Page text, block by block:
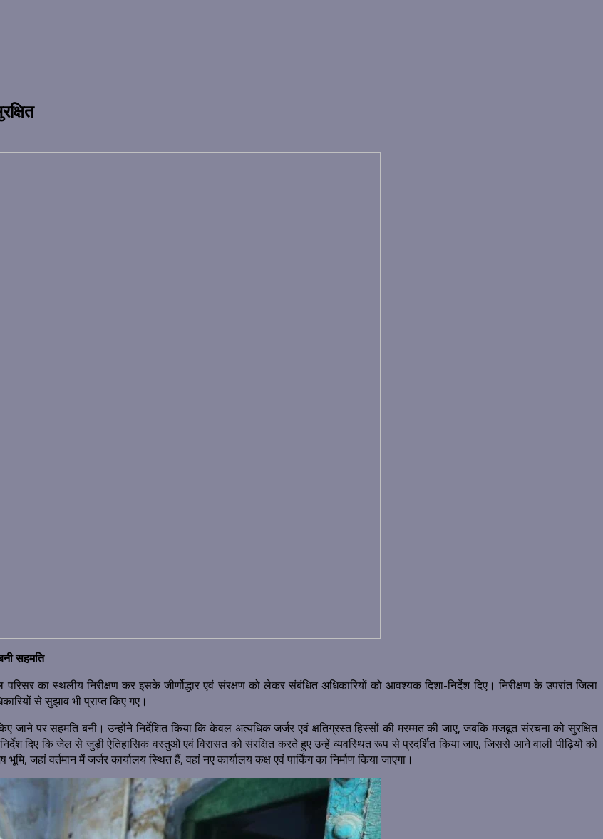
सहमति
का स्थलीय निरीक्षण कर इसके जीर्णोद्धार एवं संरक्षण को लेकर संबंधित अधिकारियों को आवश्यक दिशा-निर्देश दिए। निरीक्षण के उपरांत जिला
से सुझाव भी प्राप्त किए गए।
जाने पर सहमति बनी। उन्होंने निर्देशित किया कि केवल अत्यधिक जर्जर एवं क्षतिग्रस्त हिस्सों की मरम्मत की जाए, जबकि मजबूत संरचना को सुरक्षित
दिए कि जेल से जुड़ी ऐतिहासिक वस्तुओं एवं विरासत को संरक्षित करते हुए उन्हें व्यवस्थित रूप से प्रदर्शित किया जाए, जिससे आने वाली पीढ़ियों को
जहां वर्तमान में जर्जर कार्यालय स्थित हैं, वहां नए कार्यालय कक्ष एवं पार्किंग का निर्माण किया जाएगा।